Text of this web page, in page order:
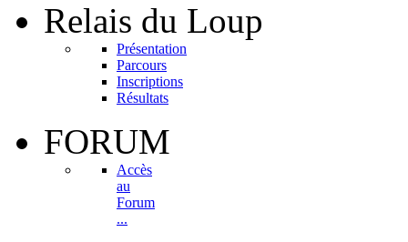
Relais du Loup
Présentation
Parcours
Inscriptions
Résultats
FORUM
Accès
au
Forum
...